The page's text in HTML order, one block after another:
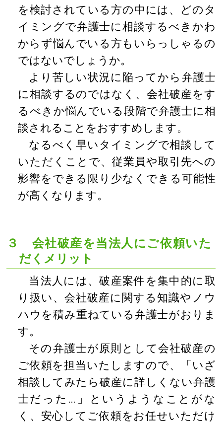
を検討されている方の中には、どのタ
イミングで弁護士に相談するべきかわ
からず悩んでいる方もいらっしゃるの
ではないでしょうか。
より苦しい状況に陥ってから弁護士
に相談するのではなく、会社破産をす
るべきか悩んでいる段階で弁護士に相
談されることをおすすめします。
なるべく早いタイミングで相談して
いただくことで、従業員や取引先への
影響をできる限り少なくできる可能性
が高くなります。
３ 会社破産を当法人にご依頼いた
だくメリット
当法人には、破産案件を集中的に取
り扱い、会社破産に関する知識やノウ
ハウを積み重ねている弁護士がおりま
す。
その弁護士が原則として会社破産の
ご依頼を担当いたしますので、「いざ
相談してみたら破産に詳しくない弁護
士だった…」というようなことがな
く、安心してご依頼をお任せいただけ